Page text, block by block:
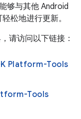
够与其他 Android
松地进行更新。
请访问以下链接：
Platform-Tools
Tools